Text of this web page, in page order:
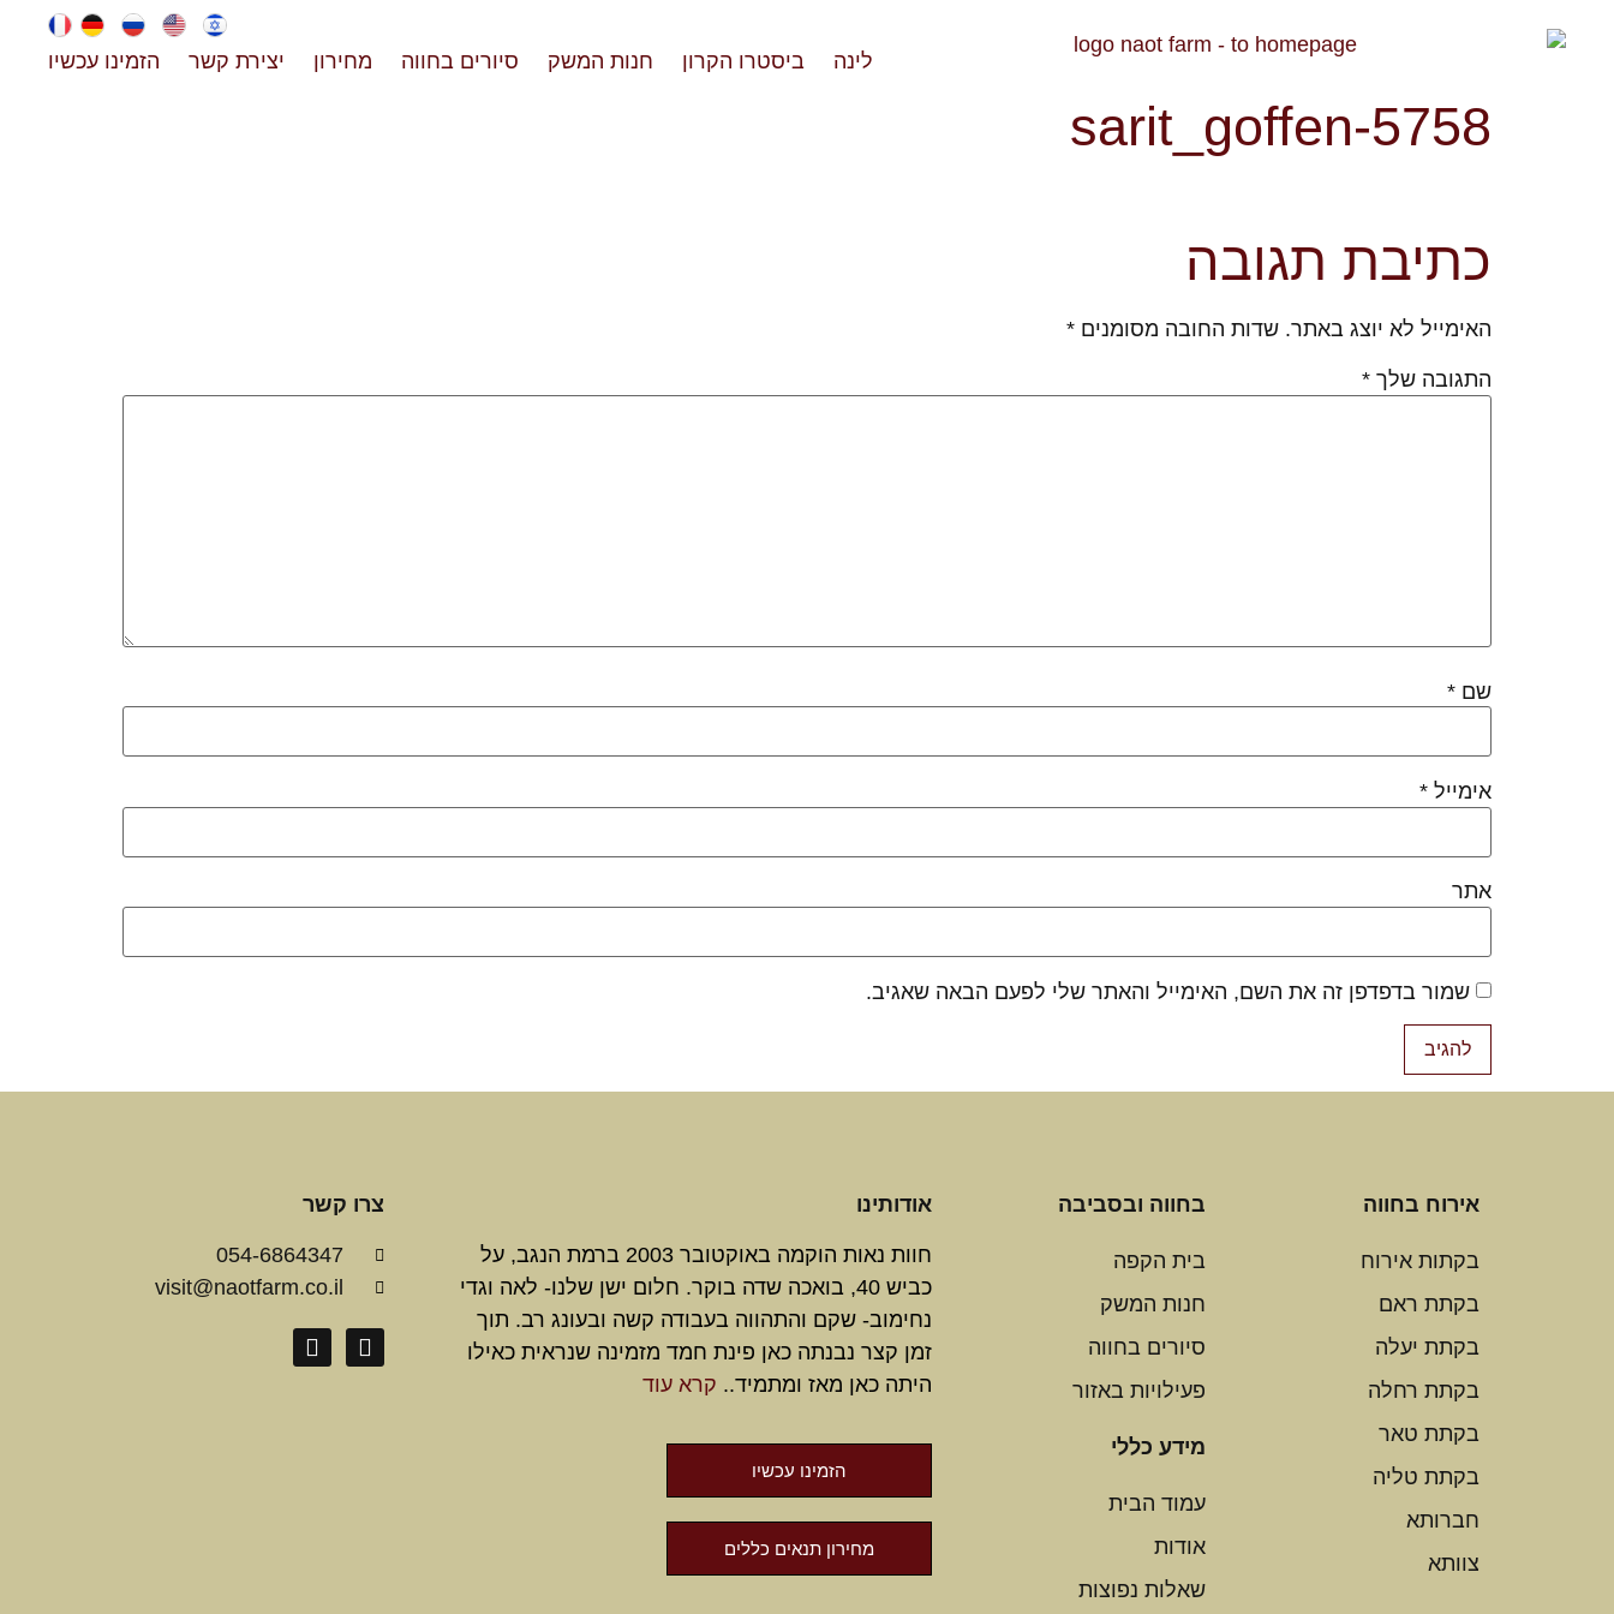
לינה ביסטרו הקרון חנות המשק סיורים בחווה מחירון יצירת קשר הזמינו עכשיו
sarit_goffen-5758
כתיבת תגובה
האימייל לא יוצג באתר. שדות החובה מסומנים *
התגובה שלך *
שם *
אימייל *
אתר
שמור בדפדפן זה את השם, האימייל והאתר שלי לפעם הבאה שאגיב.
אירוח בחווה
בקתות אירוח
בקתת ראם
בקתת יעלה
בקתת רחלה
בקתת טאר
בקתת טליה
חברותא
צוותא
בחווה ובסביבה
בית הקפה
חנות המשק
סיורים בחווה
פעילויות באזור
מידע כללי
עמוד הבית
אודות
שאלות נפוצות
אודותינו
חוות נאות הוקמה באוקטובר 2003 ברמת הנגב, על
כביש 40, בואכה שדה בוקר. חלום ישן שלנו- לאה וגדי
נחימוב- שקם והתהווה בעבודה קשה ובעונג רב. תוך
זמן קצר נבנתה כאן פינת חמד מזמינה שנראית כאילו
היתה כאן מאז ומתמיד.. קרא עוד
הזמינו עכשיו
מחירון תנאים כללים
צרו קשר
054-6864347
visit@naotfarm.co.il